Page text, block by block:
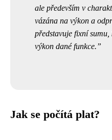
ale především v
vázána na výkon a
představuje fixní sumu,
výkon dané funkce.
Jak se počítá plat?